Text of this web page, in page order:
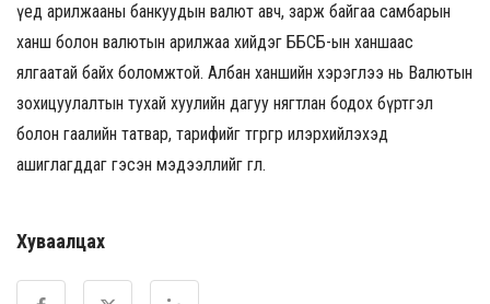
үед арилжааны банкуудын валют авч, зарж байгаа самбарын
ханш болон валютын арилжаа хийдэг ББСБ-ын ханшаас
ялгаатай байх боломжтой. Албан ханшийн хэрэглээ нь Валютын
зохицуулалтын тухай хуулийн дагуу нягтлан бодох бүртгэл
болон гаалийн татвар, тарифийг төгрөгөөр илэрхийлэхэд
ашиглагддаг гэсэн мэдээллийг өглөө.
Хуваалцах